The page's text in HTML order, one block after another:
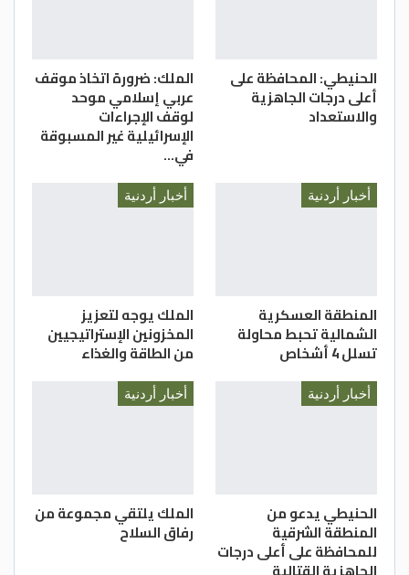
وشدد الوزير على عدم الإطالة في صلاة الجماعة والالتزام
بالتخفيف على المصلين، ووجه مدراء الأوقاف بتشكيل لجان تفتيش
على المساجد في المديريات، للتأكد من تطبيق إجراءات السلامة
العامة والالتزام بالأوقات المحددة وتقديم تقارير بهذا الشأن.
الحنيطي: المحافظة على
أعلى درجات الجاهزية
والاستعداد
الملك: ضرورة اتخاذ موقف
عربي إسلامي موحد
لوقف الإجراءات
الإسرائيلية غير المسبوقة
في…
أخبار أردنية
المنطقة العسكرية
الشمالية تحبط محاولة
تسلل 4 أشخاص
أخبار أردنية
الملك يوجه لتعزيز
المخزونين الإستراتيجيين
من الطاقة والغذاء
أخبار أردنية
الحنيطي يدعو من
المنطقة الشرقية
للمحافظة على أعلى درجات
أخبار أردنية
الملك يلتقي مجموعة من
رفاق السلاح